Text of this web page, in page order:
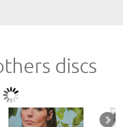
discs